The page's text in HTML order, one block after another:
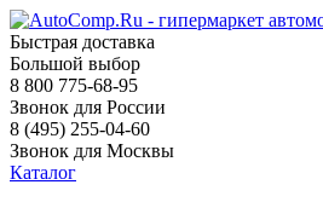
Быстрая доставка
Большой выбор
8 800 775-68-95
Звонок для России
8 (495) 255-04-60
Звонок для Москвы
Каталог